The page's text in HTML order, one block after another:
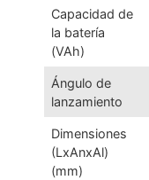
Capacidad de
la batería
(VAh)
Ángulo de
lanzamiento
Dimensiones
(LxAnxAl)
(mm)